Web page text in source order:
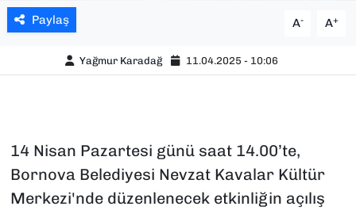
Paylaş A- A+
Yağmur Karadağ 11.04.2025 - 10:06
14 Nisan Pazartesi günü saat 14.00’te,
Bornova Belediyesi Nevzat Kavalar Kültür
Merkezi'nde düzenlenecek etkinliğin açılış